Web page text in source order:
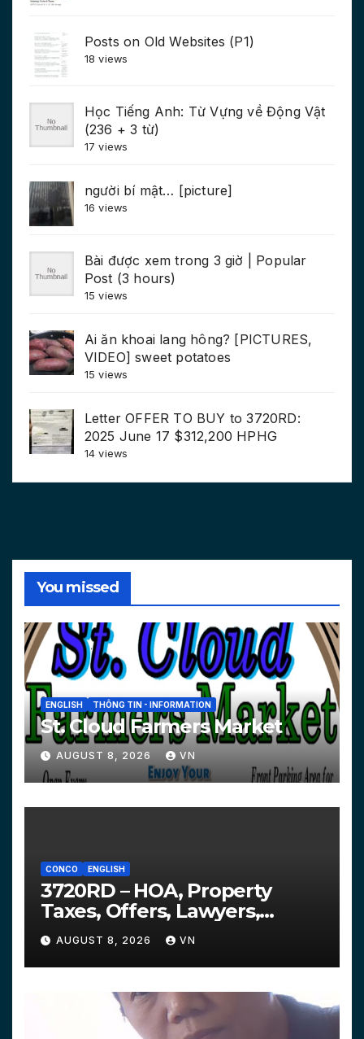
Posts on Old Websites (P1)
18 views
Học Tiếng Anh: Từ Vựng về Động Vật
(236 + 3 từ)
17 views
người bí mật… [picture]
16 views
Bài được xem trong 3 giờ | Popular
Post (3 hours)
15 views
Ai ăn khoai lang hông? [PICTURES,
VIDEO] sweet potatoes
15 views
Letter OFFER TO BUY to 3720RD:
2025 June 17 $312,200 HPHG
14 views
You missed
ENGLISH THÔNG TIN - INFORMATION
St. Cloud Farmers Market
AUGUST 8, 2026 VN
CONCO ENGLISH
3720RD – HOA, Property
Taxes, Offers, Lawyers,
Courts…
AUGUST 8, 2026 VN